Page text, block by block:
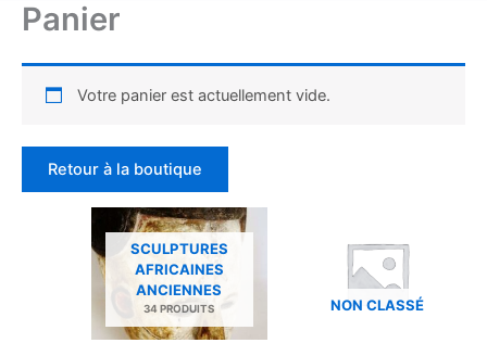
Panier
Votre panier est actuellement vide.
Retour à la boutique
SCULPTURES
AFRICAINES
ANCIENNES​
34 PRODUITS NON CLASSÉ